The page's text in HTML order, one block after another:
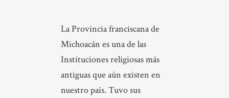
La Provincia franciscana de
Michoacán es una de las
Instituciones religiosas más
antiguas que aún existen en
nuestro país. Tuvo sus